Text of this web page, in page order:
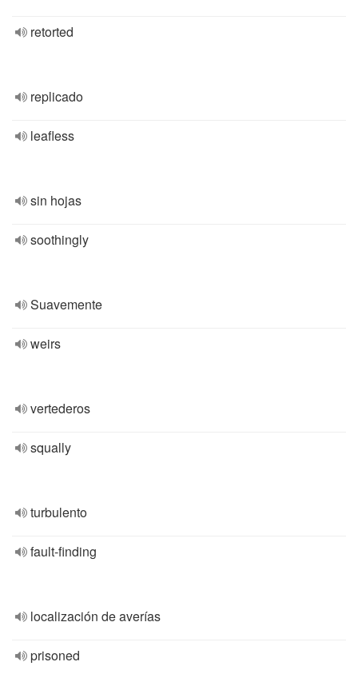
retorted
replicado
leafless
sin hojas
soothingly
Suavemente
weirs
vertederos
squally
turbulento
fault-finding
localización de averías
prisoned